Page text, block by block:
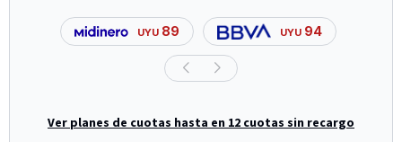
UYU 89 UYU 94
Ver planes de cuotas hasta en 12 cuotas sin recargo